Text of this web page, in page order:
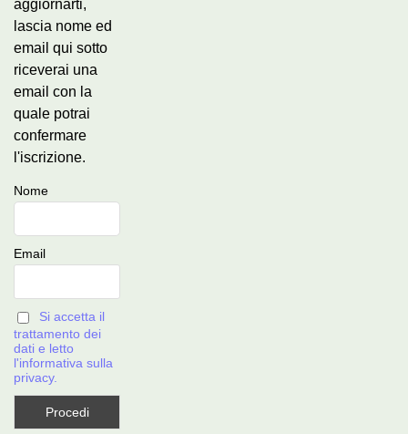
aggiornarti,
lascia nome ed
email qui sotto
riceverai una
email con la
quale potrai
confermare
l'iscrizione.
Nome
Email
Si accetta il
trattamento dei
dati e letto
l'informativa sulla
privacy.